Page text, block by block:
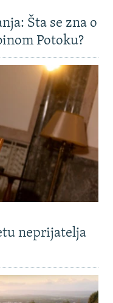
Šta se zna o
Potoku?
neprijatelja